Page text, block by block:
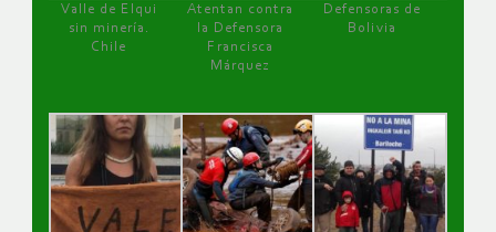
Valle de Elqui
sin minería.
Chile
Atentan contra
la Defensora
Francisca
Márquez
Defensoras de
Bolivia